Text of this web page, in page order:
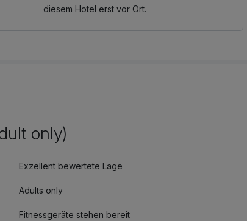
diesem Hotel erst vor Ort.
only)
Exzellent bewertete Lage
Adults only
Fitnessgeräte stehen bereit